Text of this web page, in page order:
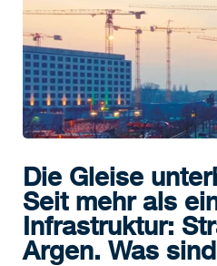
Die Gleise
Seit mehr als
Infrastruktur:
Argen. Was